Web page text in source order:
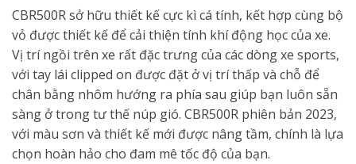
CBR500R sở hữu thiết kế cực kì cá tính, kết hợp cùng bộ
vỏ được thiết kế để cải thiện tính khí động học của xe.
Vị trí ngồi trên xe rất đặc trưng của các dòng xe sports,
với tay lái clipped on được đặt ở vị trí thấp và chỗ để
chân bằng nhôm hướng ra phía sau giúp bạn luôn sẵn
sàng ở trong tư thế núp gió. CBR500R phiên bản 2023,
với màu sơn và thiết kế mới được nâng tầm, chính là lựa
chọn hoàn hảo cho đam mê tốc độ của bạn.